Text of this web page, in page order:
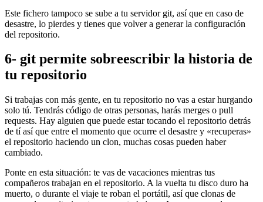
Este fichero tampoco se sube a tu servidor git, así que en caso de
desastre, lo pierdes y tienes que volver a generar la configuración
del repositorio.
6- git permite sobreescribir la historia de
tu repositorio
Si trabajas con más gente, en tu repositorio no vas a estar hurgando
solo tú. Tendrás código de otras personas, harás merges o pull
requests. Hay alguien que puede estar tocando el repositorio detrás
de tí así que entre el momento que ocurre el desastre y «recuperas»
el repositorio haciendo un clon, muchas cosas pueden haber
cambiado.
Ponte en esta situación: te vas de vacaciones mientras tus
compañeros trabajan en el repositorio. A la vuelta tu disco duro ha
muerto, o durante el viaje te roban el portátil, así que clonas de